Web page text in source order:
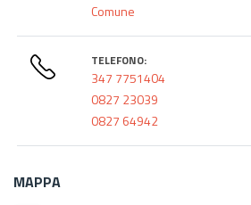
Comune
TELEFONO:
347 7751404
0827 23039
0827 64942
MAPPA